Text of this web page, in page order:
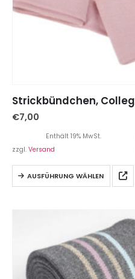
€7,00
Enthält 19% MwSt.
zzgl. Versand
AUSFÜHRUNG WÄHLEN